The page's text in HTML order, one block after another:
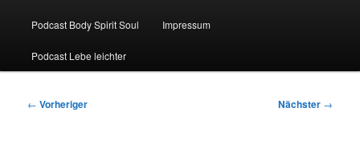
Podcast Body Spirit Soul Impressum
Podcast Lebe leichter
Beitragsnavigation
← Vorheriger Nächster →